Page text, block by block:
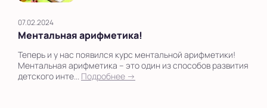
07.02.2024
Ментальная арифметика!
Теперь и у нас появился курс ментальной арифметики!
Ментальная арифметика – это один из способов развития
детского инте... Подробнее →